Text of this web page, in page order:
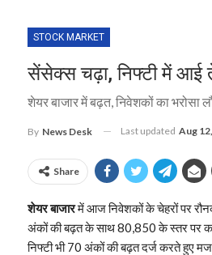
STOCK MARKET
सेंसेक्स चढ़ा, निफ्टी में आई
शेयर बाजार में बढ़त, निवेशकों का भरोसा
By News Desk Last updated Aug
Share
शेयर बाजारमें आज निवेशकों के चेहरों पर
अंकों की बढ़त के साथ 80,850 के स्तर पर
निफ्टी भी 70 अंकों की बढ़त दर्ज करते हुए